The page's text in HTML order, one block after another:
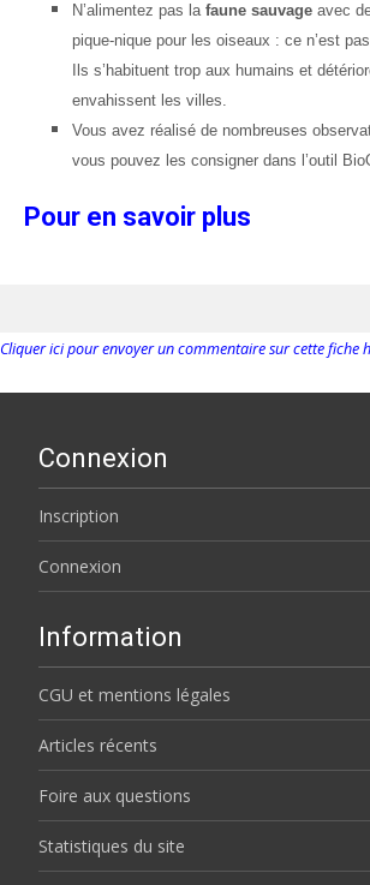
N’alimentez pas la faune sauvage avec
pique-nique pour les oiseaux : ce n’est
Ils s’habituent trop aux humains et
envahissent les villes.
Vous avez réalisé de nombreuses
vous pouvez les consigner dans l’outil
Pour en savoir plus
Cliquer ici pour envoyer un commentaire sur cette fiche
Connexion
Inscription
Connexion
Information
CGU et mentions légales
Articles récents
Foire aux questions
Statistiques du site